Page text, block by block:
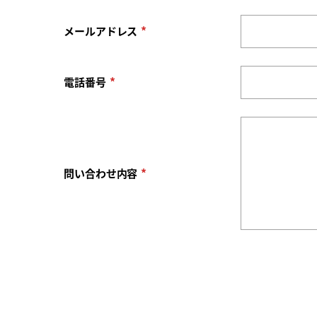
メールアドレス *
電話番号 *
問い合わせ内容 *